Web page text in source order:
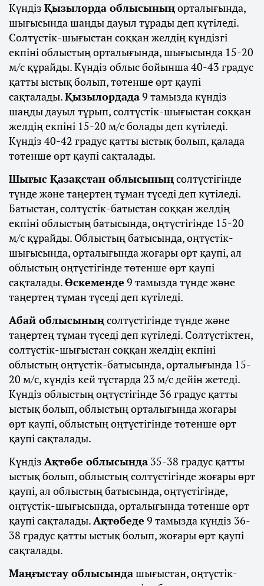
Күндіз Қызылорда облысыныңорталығында,
шығысында шаңды дауыл тұрады деп күтіледі.
Солтүстік-шығыстан соққан желдің күндізгі
екпіні облыстың орталығында, шығысында 15-20
м/с құрайды. Күндіз облыс бойынша 40-43 градус
қатты ыстық болып, төтенше өрт қаупі
сақталады.Қызылордада9 тамызда күндіз
шаңды дауыл тұрып, солтүстік-шығыстан соққан
желдің екпіні 15-20 м/с болады деп күтіледі.
Күндіз 40-42 градус қатты ыстық болып, қалада
төтенше өрт қаупі сақталады.
Шығыс Қазақстан облысыныңсолтүстігінде
түнде және таңертең тұман түседі деп күтіледі.
Батыстан, солтүстік-батыстан соққан желдің
екпіні облыстың батысында, оңтүстігінде 15-20
м/с құрайды. Облыстың батысында, оңтүстік-
шығысында, орталығында жоғары өрт қаупі, ал
облыстың оңтүстігінде төтенше өрт қаупі
сақталады.Өскеменде 9 тамызда түнде және
таңертең тұман түседі деп күтіледі.
Абай облысыныңсолтүстігінде түнде және
таңертең тұман түседі деп күтіледі. Солтүстіктен,
солтүстік-шығыстан соққан желдің екпіні
облыстың оңтүстік-батысында, орталығында 15-
20 м/с, күндіз кей тұстарда 23 м/с дейін жетеді.
Күндіз облыстың оңтүстігінде 36 градус қатты
ыстық болып, облыстың орталығында жоғары
өрт қаупі, облыстың оңтүстігінде төтенше өрт
қаупі сақталады.
Күндіз Ақтөбе облысында 35-38 градус қатты
ыстық болып, облыстың солтүстігінде жоғары өрт
қаупі, ал облыстың батысында, оңтүстігінде,
оңтүстік-шығысында, орталығында төтенше өрт
қаупі сақталады.Ақтөбеде 9 тамызда күндіз 36-
38 градус қатты ыстық болып, жоғары өрт қаупі
сақталады.
Маңғыстау облысындашығыстан, оңтүстік-